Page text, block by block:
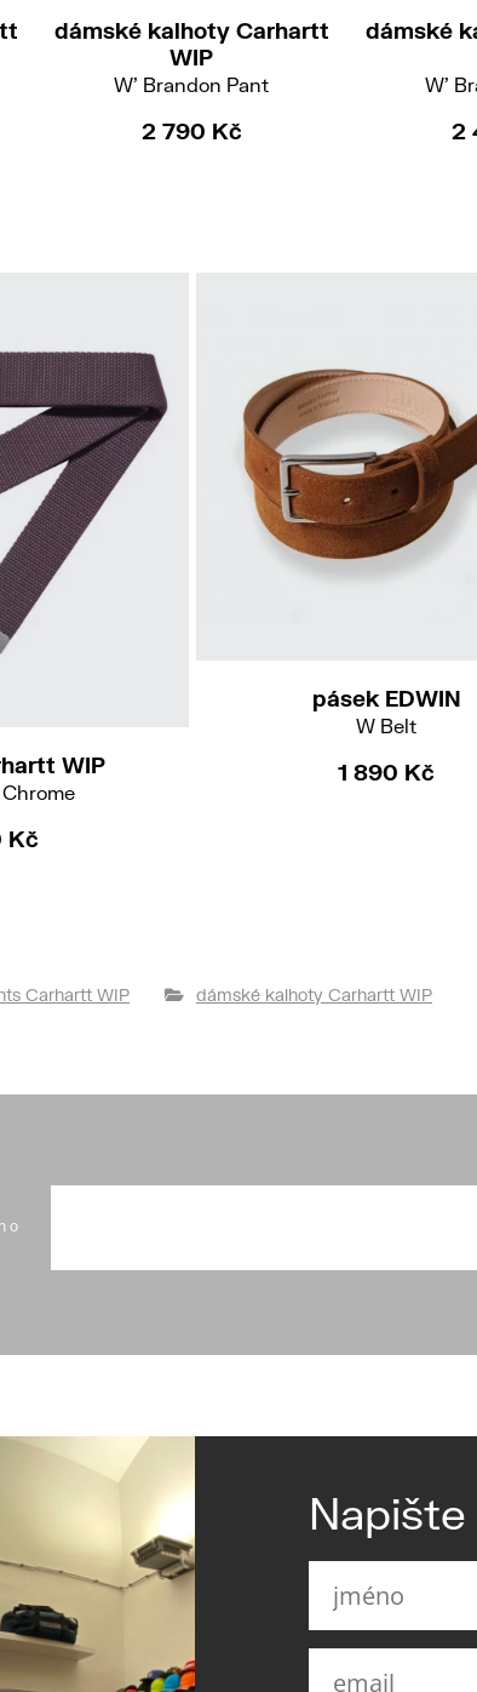
dámské kalhoty Carhartt
WIP
W' Brandon Pant
2 790 Kč
dámské
W'
2
WIP
Kč
pásek EDWIN
W Belt
1 890 Kč
Carhartt WIP dámské kalhoty Carhartt WIP
o